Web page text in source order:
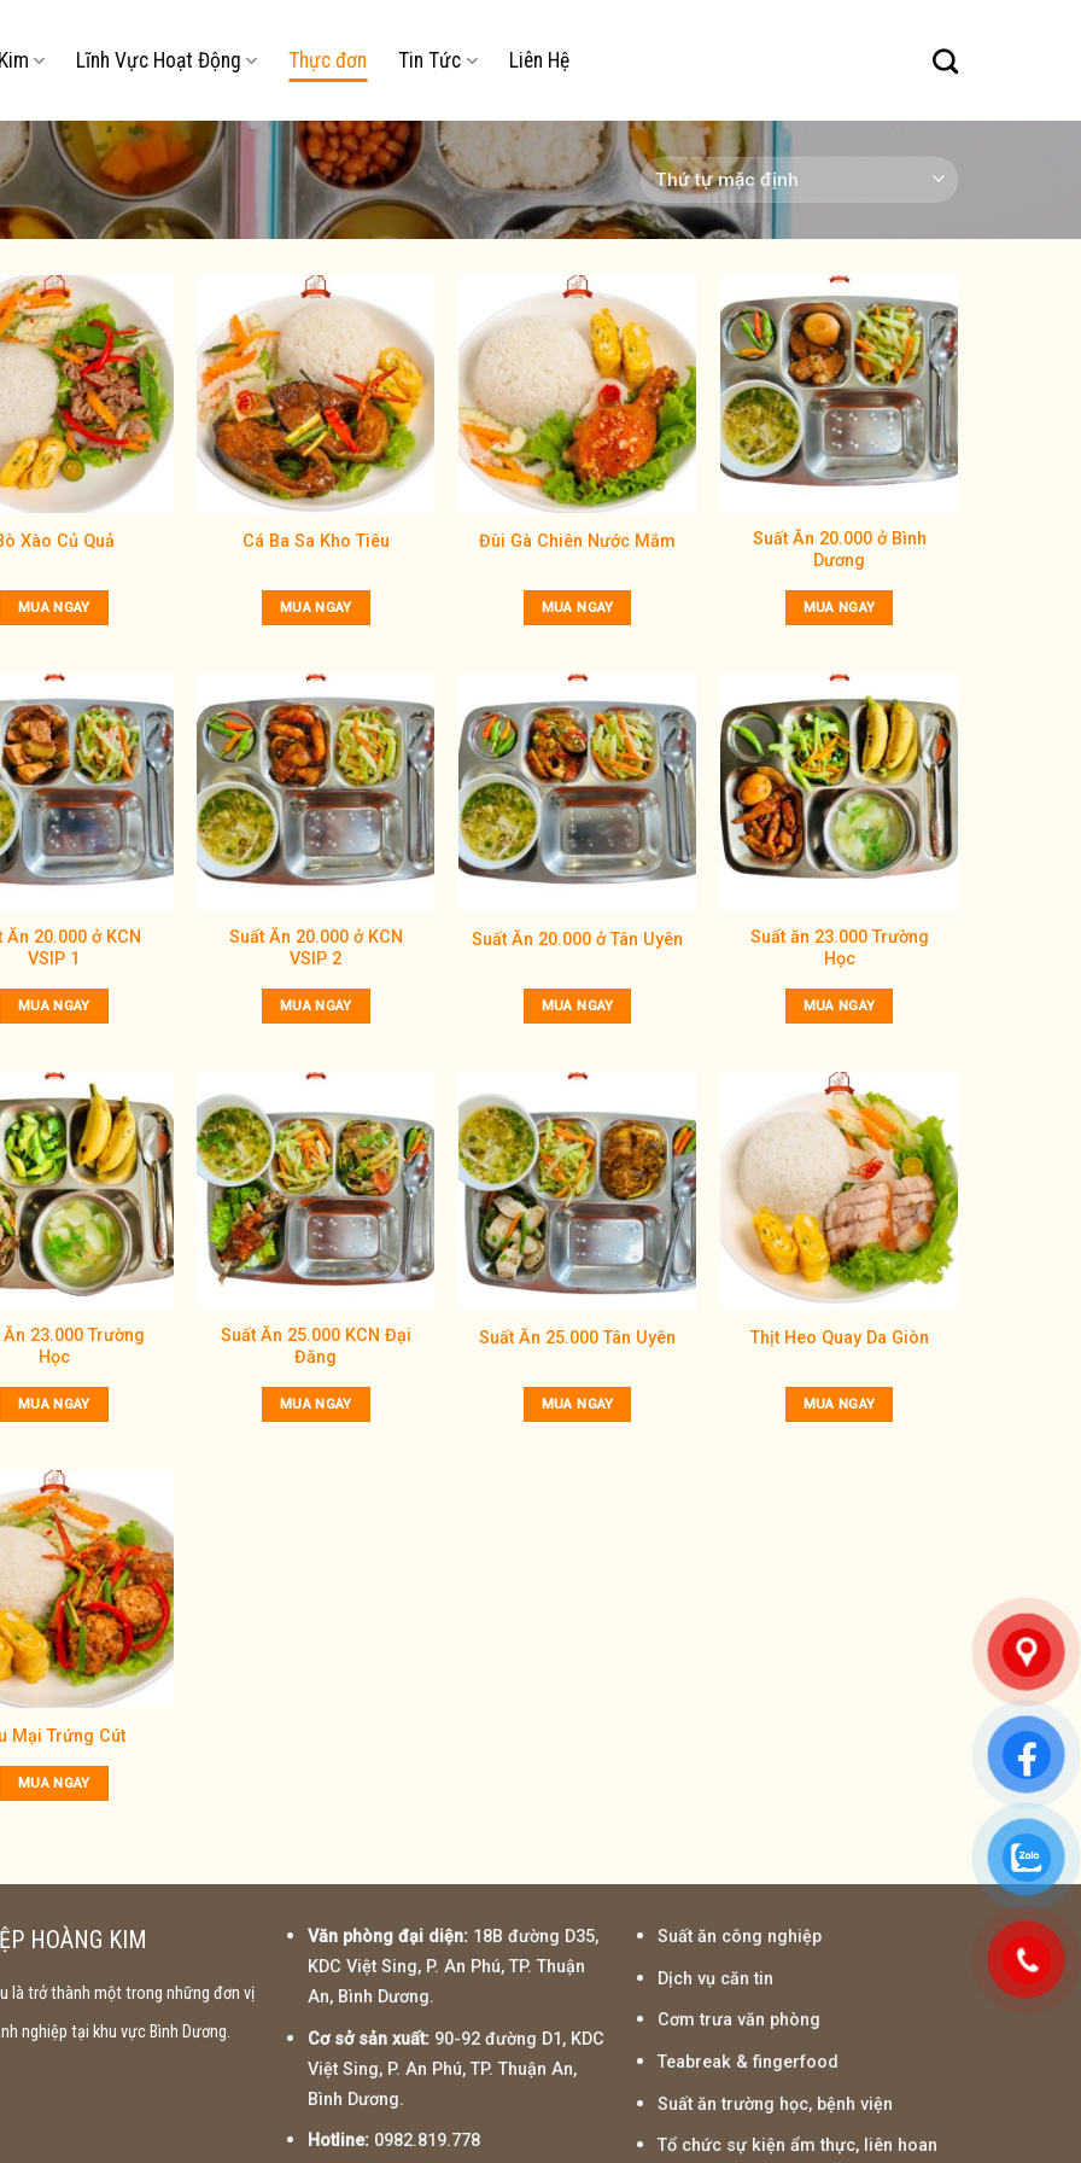
Lĩnh Vực Hoạt Động Thực đơn Tin Tức Liên Hệ
Add to
wishlist
Xào Củ Quả
MUA NGAY
Add to
wishlist
Cá Ba Sa Kho Tiêu
MUA NGAY
Add to
wishlist
Đùi Gà Chiên Nước Mắm
MUA NGAY
Add to
wishlist
Suất Ăn 20.000 ở Bình
Dương
MUA NGAY
Add to
wishlist
Ăn 20.000 ở KCN
VSIP 1
MUA NGAY
Add to
wishlist
Suất Ăn 20.000 ở KCN
VSIP 2
MUA NGAY
Add to
wishlist
Suất Ăn 20.000 ở Tân Uyên
MUA NGAY
Add to
wishlist
Suất ăn 23.000 Trường
Học
MUA NGAY
Add to
wishlist
Ăn 23.000 Trường
Học
MUA NGAY
Add to
wishlist
Suất Ăn 25.000 KCN Đại
Đăng
MUA NGAY
Add to
wishlist
Suất Ăn 25.000 Tân Uyên
MUA NGAY
Add to
wishlist
Thịt Heo Quay Da Giòn
MUA NGAY
Add to
wishlist
Mại Trứng Cút
MUA NGAY
HOÀNG KIM
là trở thành một trong những đơn vị
nghiệp tại khu vực Bình Dương.
Văn phòng đại diện: 18B đường D35,
KDC Việt Sing, P. An Phú, TP. Thuận
An, Bình Dương.
Cơ sở sản xuất:90-92 đường D1, KDC
Việt Sing, P. An Phú, TP. Thuận An,
Bình Dương.
Hotline: 0982.819.778
Suất ăn công nghiệp
Dịch vụ căn tin
Cơm trưa văn phòng
Teabreak & fingerfood
Suất ăn trường học, bệnh viện
Tổ chức sự kiện ẩm thực, liên hoan